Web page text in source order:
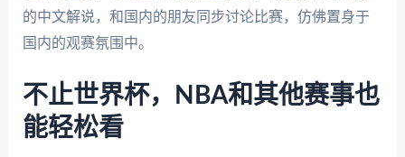
的中文解说，和国内的朋友同步讨论比赛，仿佛置身于
国内的观赛氛围中。
不止世界杯，NBA和其他赛事也
能轻松看